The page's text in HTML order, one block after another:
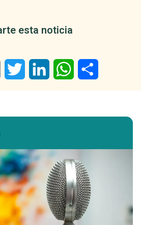
esta noticia
Email Twitter LinkedIn WhatsApp